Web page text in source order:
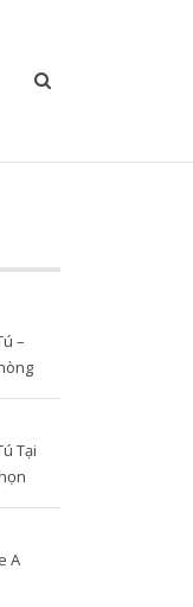
–
Tại
A